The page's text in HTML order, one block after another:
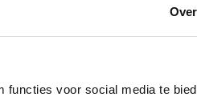
Over
voor social media te